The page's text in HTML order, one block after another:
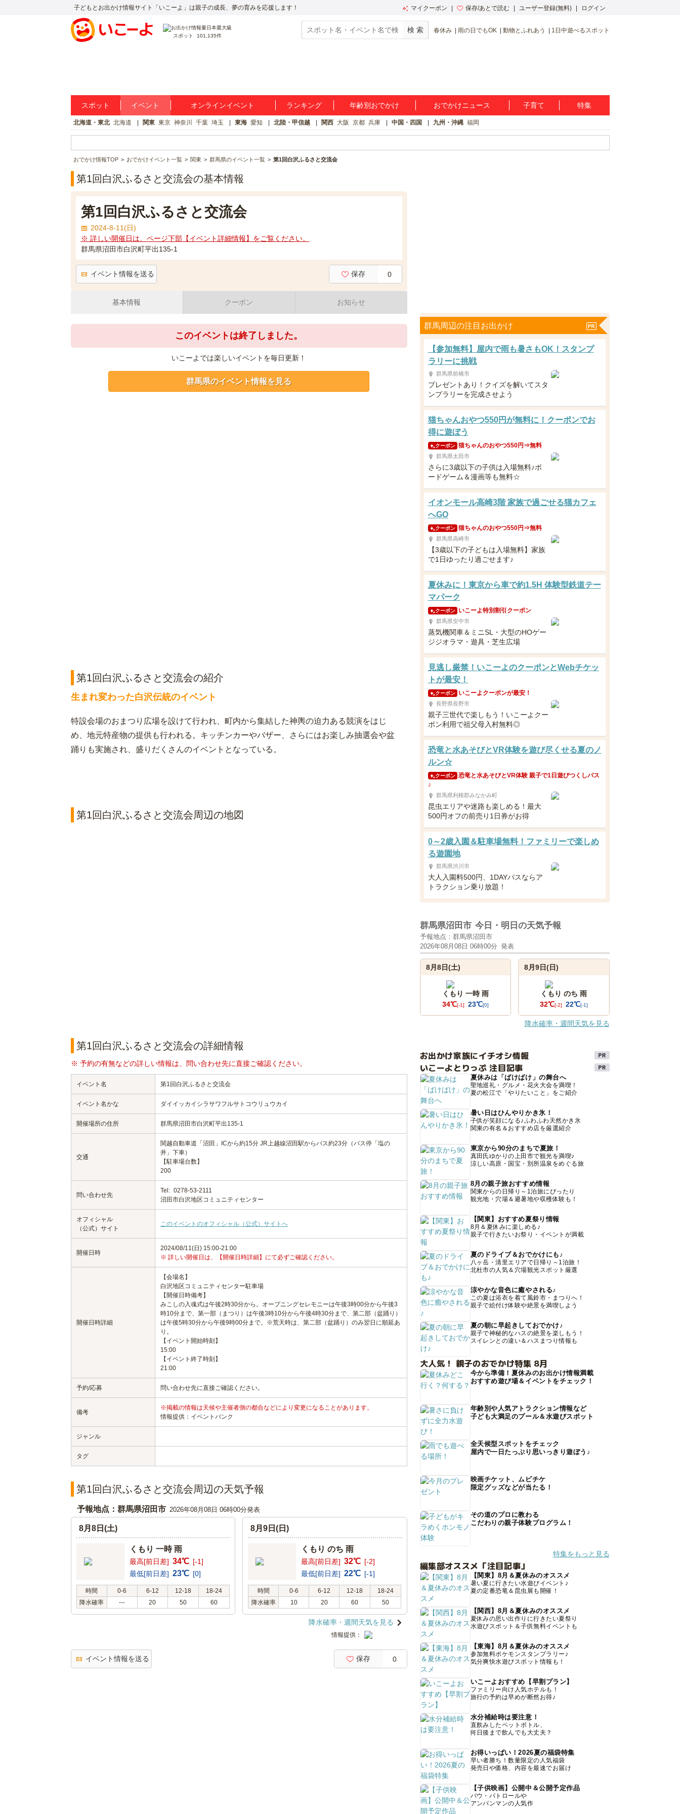
子どもとお出かけ情報サイト「いこーよ」は親子の成長、夢の育みを応援します！ マイクーポン 保存/あとで読む ユーザー登録(無料) ログイン
スポット 101,135件
春休み 雨の日でもOK 動物とふれあう 1日中遊べるスポット
スポット イベント オンラインイベント ランキング 年齢別おでかけ おでかけニュース 子育て 特集
北海道・東北 北海道 関東 東京 神奈川 千葉 埼玉 東海 愛知 北陸・甲信越 関西 大阪 京都 兵庫 中国・四国 九州・沖縄 福岡
おでかけ情報TOP おでかけイベント一覧 関東 群馬県のイベント一覧 第1回白沢ふるさと交流会
第1回白沢ふるさと交流会の基本情報
第1回白沢ふるさと交流会
2024-8-11(日)
※ 詳しい開催日は、ページ下部【イベント詳細情報】をご覧ください。
群馬県沼田市白沢町平出135-1
イベント情報を送る 保存 0
基本情報 クーポン お知らせ
このイベントは終了しました。
いこーよでは楽しいイベントを毎日更新！
群馬県のイベント情報を見る
第1回白沢ふるさと交流会の紹介
生まれ変わった白沢伝統のイベント
特設会場のおまつり広場を設けて行われ、町内から集結した神輿の迫力ある競演をはじ
め、地元特産物の提供も行われる。キッチンカーやバザー、さらにはお楽しみ抽選会や盆
踊りも実施され、盛りだくさんのイベントとなっている。
第1回白沢ふるさと交流会周辺の地図
第1回白沢ふるさと交流会の詳細情報
※ 予約の有無などの詳しい情報は、問い合わせ先に直接ご確認ください。
イベント名 第1回白沢ふるさと交流会
イベント名かな ダイイッカイシラサワフルサトコウリュウカイ
開催場所の住所 群馬県沼田市白沢町平出135-1
交通
関越自動車道「沼田」ICから約15分 JR上越線沼田駅からバス約23分（バス停「塩の
井」下車）
【駐車場台数】
200
問い合わせ先
Tel: 0278-53-2111
沼田市白沢地区コミュニティセンター
オフィシャル
（公式）サイト
このイベントのオフィシャル（公式）サイトへ
開催日時
2024/08/11(日) 15:00-21:00
※ 詳しい開催日は、【開催日時詳細】にて必ずご確認ください。
開催日時詳細
【会場名】
白沢地区コミュニティセンター駐車場
【開催日時備考】
みこしの入魂式は午後2時30分から。オープニングセレモニーは午後3時00分から午後3
時10分まで、第一部（まつり）は午後3時10分から午後4時30分まで、第二部（盆踊り）
は午後5時30分から午後9時00分まで。※荒天時は、第二部（盆踊り）のみ翌日に順延あ
り。
【イベント開始時刻】
15:00
【イベント終了時刻】
21:00
予約/応募 問い合わせ先に直接ご確認ください。
備考
※掲載の情報は天候や主催者側の都合などにより変更になることがあります。
情報提供：イベントバンク
ジャンル
タグ
第1回白沢ふるさと交流会周辺の天気予報
予報地点：群馬県沼田市 2026年08月08日 06時00分発表
8月8日(土)
くもり 一時 雨
最高[前日差] 34℃ [-1]
最低[前日差] 23℃ [0]
時間 0-6 6-12 12-18
18-24
降水確率
--- 20 50 60
8月9日(日)
くもり のち 雨
最高[前日差] 32℃ [-2]
最低[前日差] 22℃ [-1]
時間 0-6 6-12 12-18
18-24
降水確率
10 20 60 50
降水確率・週間天気を見る
情報提供：
イベント情報を送る 保存 0
群馬周辺の注目お出かけ
【参加無料】屋内で雨も暑さもOK！スタンプ
ラリーに挑戦
群馬県前橋市
プレゼントあり！クイズを解いてスタ
ンプラリーを完成させよう
猫ちゃんおやつ550円が無料に！クーポンでお
得に遊ぼう
クーポン 猫ちゃんのおやつ550円⇒無料
群馬県太田市
さらに3歳以下の子供は入場無料♪ボ
ードゲーム＆漫画等も無料☆
イオンモール高崎3階 家族で過ごせる猫カフェ
へGO
クーポン 猫ちゃんのおやつ550円⇒無料
群馬県高崎市
【3歳以下の子どもは入場無料】家族
で1日ゆったり過ごせます♪
夏休みに！東京から車で約1.5H 体験型鉄道テー
マパーク
クーポン いこーよ特別割引クーポン
群馬県安中市
蒸気機関車＆ミニSL・大型のHOゲー
ジジオラマ・遊具・芝生広場
見逃し厳禁！いこーよのクーポンとWebチケッ
トが最安！
クーポン いこーよクーポンが最安！
長野県長野市
親子三世代で楽しもう！いこーよクー
ポン利用で祖父母入村無料◎
恐竜と水あそびとVR体験を遊び尽くせる夏のノ
ルン☆
クーポン 恐竜と水あそびとVR体験 親子で1日遊びつくしパス
♪
群馬県利根郡みなかみ町
昆虫エリアや迷路も楽しめる！最大
500円オフの前売り1日券がお得
0～2歳入園＆駐車場無料！ファミリーで楽しめ
る遊園地
群馬県渋川市
大人入園料500円、1DAYパスならア
トラクション乗り放題！
群馬県沼田市 今日・明日の天気予報
予報地点：群馬県沼田市
2026年08月08日 06時00分 発表
8月8日(土)
くもり 一時 雨
34℃[-1] 23℃[0]
8月9日(日)
くもり のち 雨
32℃[-2] 22℃[-1]
降水確率・週間天気を見る
お出かけ家族にイチオシ情報
いこーよとりっぷ 注目記事
夏休みは「ばけばけ」の舞台へ
聖地巡礼・グルメ・花火大会を満喫！
夏の松江で「やりたいこと」をご紹介
暑い日はひんやりかき氷！
子供が笑顔になる♪ふわふわ天然かき氷
関東の有名＆おすすめ店を厳選紹介
東京から90分のまちで夏旅！
真田氏ゆかりの上田市で観光を満喫♪
涼しい高原・国宝・別所温泉をめぐる旅
8月の親子旅おすすめ情報
関東からの日帰り～1泊旅にぴったり
観光地・穴場＆避暑地や収穫体験も！
【関東】おすすめ夏祭り情報
8月＆夏休みに楽しめる♪
親子で行きたいお祭り・イベントが満載
夏のドライブ＆おでかけにも♪
八ヶ岳・清里エリアで日帰り～1泊旅！
北杜市の人気＆穴場観光スポット厳選
涼やかな音色に癒やされる♪
この夏は浴衣を着て風鈴市・まつりへ！
親子で絵付け体験や絶景を満喫しよう
夏の朝に早起きしておでかけ♪
親子で神秘的なハスの絶景を楽しもう！
スイレンとの違い＆ハスまつり情報も
大人気！ 親子のおでかけ特集 8月
今から準備！夏休みのお出かけ情報満載
おすすめ遊び場＆イベントをチェック！
年齢別や人気アトラクション情報など
子ども大満足のプール＆水遊びスポット
全天候型スポットをチェック
屋内で一日たっぷり思いっきり遊ぼう♪
映画チケット、ムビチケ
限定グッズなどが当たる！
その道のプロに教わる
こだわりの親子体験プログラム！
特集をもっと見る
編集部オススメ「注目記事」
【関東】8月＆夏休みのオススメ
暑い夏に行きたい水遊びイベント♪
夏の定番恐竜＆昆虫展も開催！
【関西】8月＆夏休みのオススメ
夏休みの思い出作りに行きたい夏祭り
水遊びスポット＆子供無料イベントも
【東海】8月＆夏休みのオススメ
参加無料ポケモンスタンプラリー♪
気分爽快水遊びスポット情報も！
いこーよおすすめ【早割プラン】
ファミリー向け人気ホテルも！
旅行の予約は早めが断然お得♪
水分補給時は要注意！
直飲みしたペットボトル、
何日後まで飲んでも大丈夫？
お得いっぱい！2026夏の福袋特集
早い者勝ち！数量限定の人気福袋
発売日や価格、内容を最速でお届け
【子供映画】公開中＆公開予定作品
パウ・パトロールや
アンパンマンの人気作